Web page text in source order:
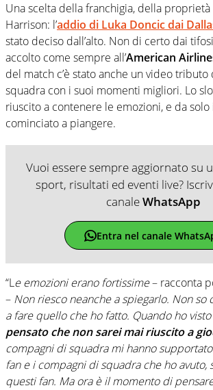
Una scelta della franchigia, della
Harrison: l’addio di Luka Doncic dai
stato deciso dall’alto. Non di certo dai
accolto come sempre all’American
del match c’è stato anche un video tributo
squadra con i suoi momenti migliori. Lo
riuscito a contenere le emozioni, e da
cominciato a piangere.
Vuoi essere sempre aggiornato su
sport, risultati ed eventi live?
canaleWhatsApp
Entra nel canale
“Le emozioni erano fortissime– racconta
– Non riesco neanche a spiegarlo. Non so
a fare quello che ho fatto. Quando ho
pensato che non sarei mai riuscito a
compagni di squadra mi hanno
fan e i compagni di squadra che ho avuto,
questi fan. Ma ora è il momento di